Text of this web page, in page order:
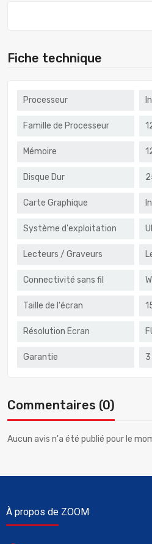
Fiche technique
Processeur
Famille de Processeur
Mémoire
Disque Dur
Carte Graphique
Système d'exploitation
Lecteurs / Graveurs
Connectivité sans fil
Taille de l'écran
Résolution Ecran
Garantie
Commentaires (0)
Aucun avis n'a été publié pour le
À propos de ZOOM